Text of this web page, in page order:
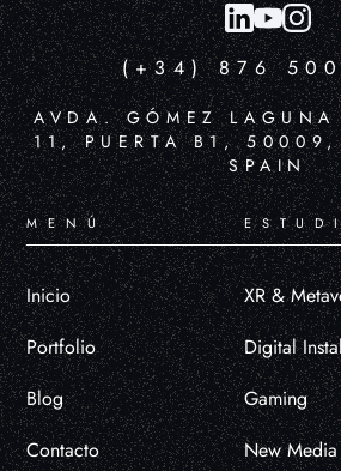
(+34) 876
AVDA. GÓMEZ
11, PUERTA B1, 50009,
SPAIN
MENÚ
Inicio
Portfolio
Blog
Contacto
XR &
Digital
Gaming
New Media